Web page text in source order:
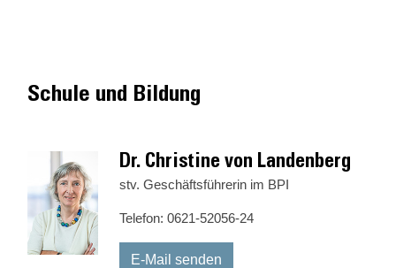
Schule und Bildung
Dr. Christine von Landenberg
stv. Geschäftsführerin im BPI
Telefon: 0621-52056-24
E-Mail senden